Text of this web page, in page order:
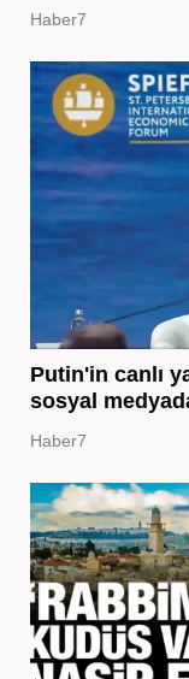
Haber7
Putin'in canlı
sosyal
Haber7